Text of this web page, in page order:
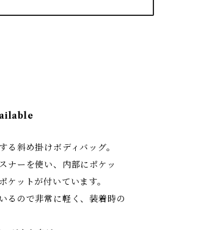
る斜め掛けボディバッグ。
ナーを使い、内部にポケッ
ケットが付いています。
るので非常に軽く、装着時の